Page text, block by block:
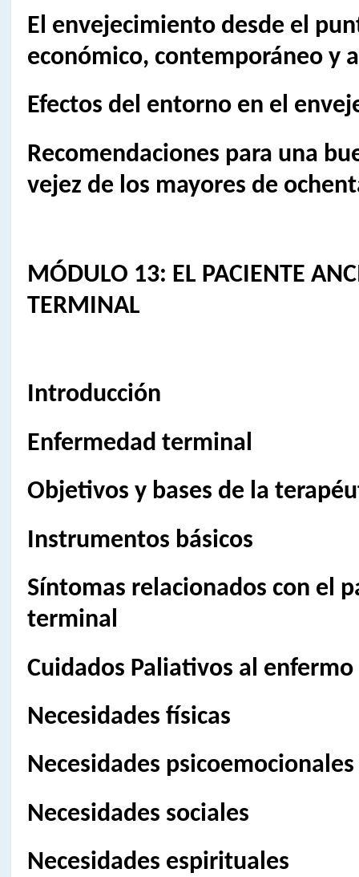
El envejecimiento desde el
económico, contemporáneo y
Efectos del entorno en el
Recomendaciones para una
vejez de los mayores de
MÓDULO 13: EL PACIENTE
TERMINAL
Introducción
Enfermedad terminal
Objetivos y bases de la
Instrumentos básicos
Síntomas relacionados con el
terminal
Cuidados Paliativos al
Necesidades físicas
Necesidades psicoemocionales
Necesidades sociales
Necesidades espirituales